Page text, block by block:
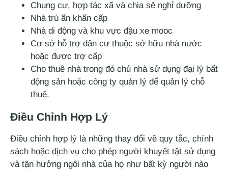
Chung cư, hợp tác xã và chia sẻ nghỉ dưỡng
Nhà trú ẩn khẩn cấp
Nhà di động và khu vực đậu xe mooc
Cơ sở hỗ trợ dân cư thuộc sở hữu nhà nước
hoặc được trợ cấp
Cho thuê nhà trong đó chủ nhà sử dụng đại lý bất
động sản hoặc công ty quản lý để quản lý chỗ
thuê.
Điều Chỉnh Hợp Lý
Điều chỉnh hợp lý là những thay đổi về quy tắc, chính
sách hoặc dịch vụ cho phép người khuyết tật sử dụng
và tận hưởng ngôi nhà của họ như bất kỳ người nào